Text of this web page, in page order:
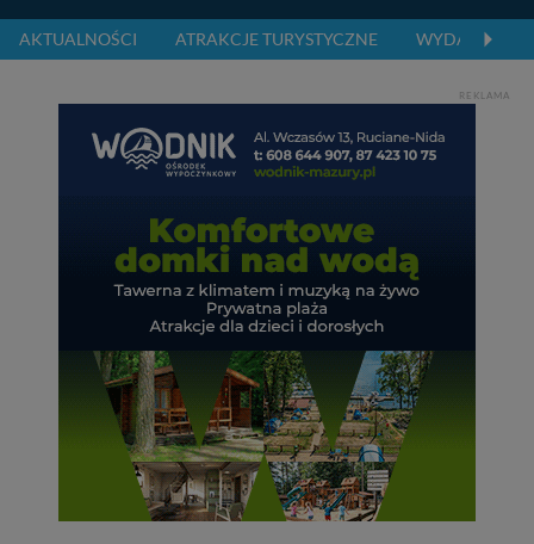
AKTUALNOŚCI ATRAKCJE TURYSTYCZNE WYDARZENIA
REKLAMA